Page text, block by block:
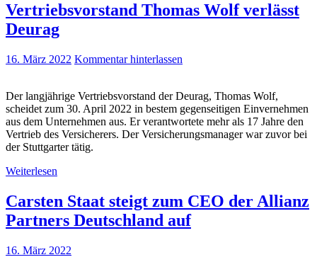
Vertriebsvorstand Thomas Wolf verlässt
Deurag
16. März 2022 Kommentar hinterlassen
Der langjährige Vertriebsvorstand der Deurag, Thomas Wolf,
scheidet zum 30. April 2022 in bestem gegenseitigen Einvernehmen
aus dem Unternehmen aus. Er verantwortete mehr als 17 Jahre den
Vertrieb des Versicherers. Der Versicherungsmanager war zuvor bei
der Stuttgarter tätig.
Weiterlesen
Carsten Staat steigt zum CEO der Allianz
Partners Deutschland auf
16. März 2022